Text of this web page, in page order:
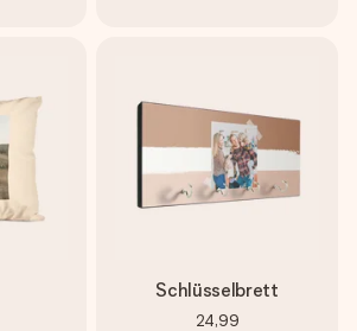
Schlüsselbrett
24,99